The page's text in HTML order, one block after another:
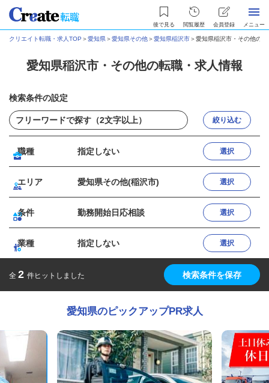
後で見る 閲覧履歴 会員登録 メニュー
クリエイト転職・求人TOP ＞愛知県＞愛知県その他＞愛知県稲沢市＞愛知県稲沢市・その他の
愛知県稲沢市・その他の転職・求人情報
検索条件の設定
絞り込む
職種 指定しない 選択
エリア 愛知県その他(稲沢市) 選択
条件 勤務開始日応相談 選択
業種 指定しない 選択
全 2 件ヒットしました 検索条件を保存
愛知県のピックアップPR求人